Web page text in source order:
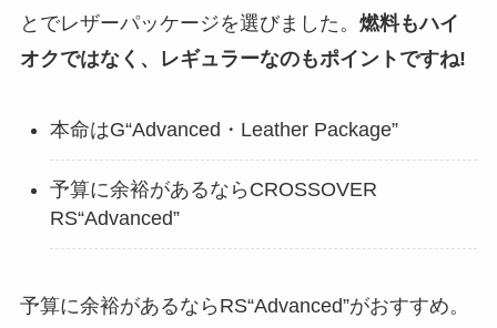
とでレザーパッケージを選びました。 燃料もハイ
オクではなく、レギュラーなのもポイントですね!
本命はG“Advanced・Leather Package”
予算に余裕があるならCROSSOVER
RS“Advanced”
予算に余裕があるならRS“Advanced”がおすすめ。